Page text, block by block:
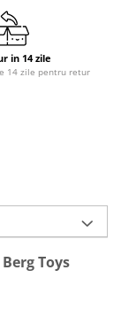
in 14 zile
14 zile pentru retur
Toys